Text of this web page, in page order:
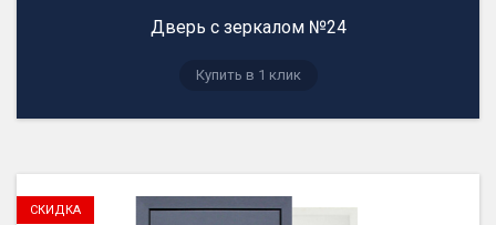
Дверь с зеркалом №24
Купить в 1 клик